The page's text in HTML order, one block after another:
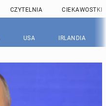
CZYTELNIA CIEKAWOSTKI
USA IRLANDIA